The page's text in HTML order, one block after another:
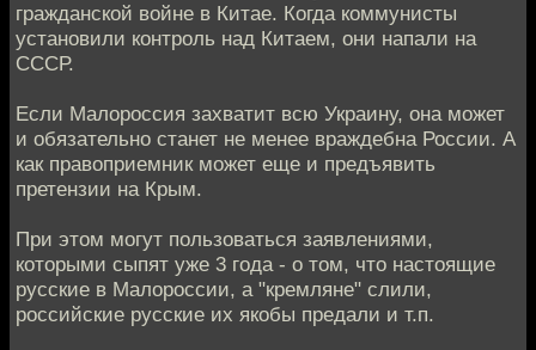
гражданской войне в Китае. Когда коммунисты
установили контроль над Китаем, они напали на
СССР.
Если Малороссия захватит всю Украину, она может
и обязательно станет не менее враждебна России. А
как правоприемник может еще и предъявить
претензии на Крым.
При этом могут пользоваться заявлениями,
которыми сыпят уже 3 года - о том, что настоящие
русские в Малороссии, а "кремляне" слили,
российские русские их якобы предали и т.п.